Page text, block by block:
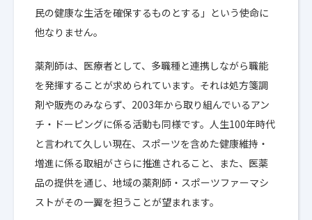
民の健康な生活を確保するものとする」という使命に
他なりません。
薬剤師は、医療者として、多職種と連携しながら職能
を発揮することが求められています。それは処方箋調
剤や販売のみならず、2003年から取り組んでいるアン
チ・ドーピングに係る活動も同様です。人生100年時代
と言われて久しい現在、スポーツを含めた健康維持・
増進に係る取組がさらに推進されること、また、医薬
品の提供を通じ、地域の薬剤師・スポーツファーマシ
ストがその一翼を担うことが望まれます。